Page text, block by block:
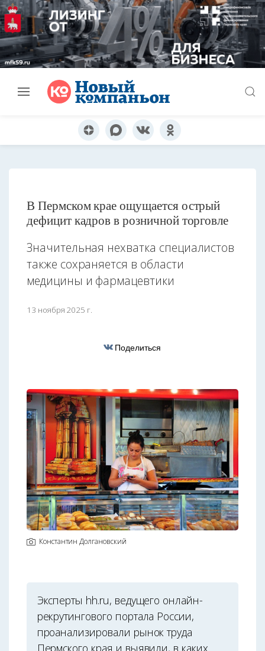
В Пермском крае ощущается острый
дефицит кадров в розничной торговле
Значительная нехватка специалистов
также сохраняется в области
медицины и фармацевтики
13 ноября 2025 г.
Поделиться
Константин Долгановский
Эксперты hh.ru, ведущего онлайн-
рекрутингового портала России,
проанализировали рынок труда
Пермского края и выявили, в каких